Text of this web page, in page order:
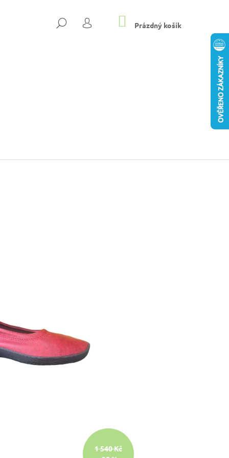
HLEDAT
PŘIHLÁŠENÍ
NÁKUPNÍ
KOŠÍK
Prázdný košík
1 540 Kč
PANTOFLE